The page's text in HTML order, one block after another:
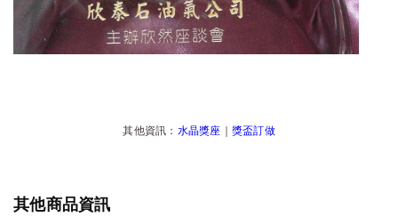
其他資訊： 水晶獎座 ｜ 獎盃訂做
其他商品資訊